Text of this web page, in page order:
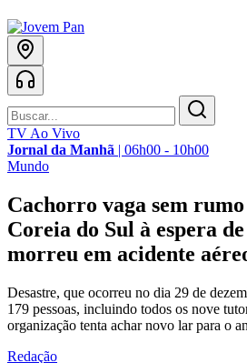
TV Ao Vivo
Jornal da Manhã | 06h00 - 10h00
Mundo
Cachorro vaga sem
Coreia do Sul à espera
morreu em acidente
Desastre, que ocorreu no dia 29 de
179 pessoas, incluindo todos os nove
organização tenta achar novo lar para o
Redação